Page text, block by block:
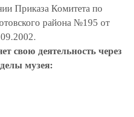
Приказа Комитета по
района №195 от
свою деятельность через
музея: